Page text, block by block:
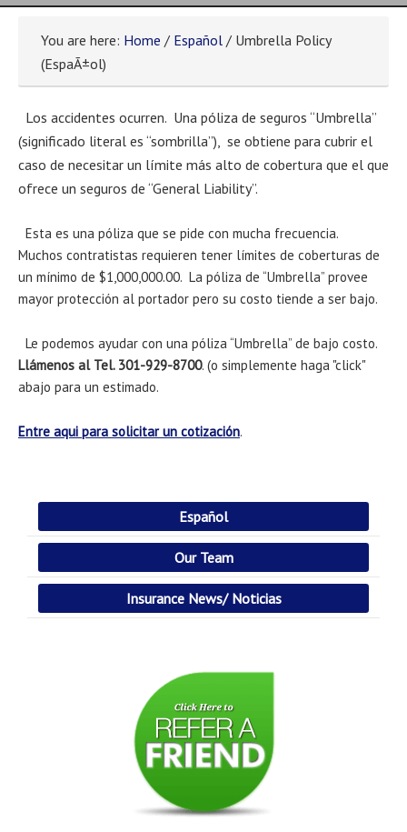
You are here: Home / Español / Umbrella Policy
(EspaÃ±ol)
Los accidentes ocurren. Una póliza de seguros “Umbrella”
(significado literal es “sombrilla”), se obtiene para cubrir el
caso de necesitar un límite más alto de cobertura que el que
ofrece un seguros de “General Liability”.
Esta es una póliza que se pide con mucha frecuencia.
Muchos contratistas requieren tener límites de coberturas de
un mínimo de $1,000,000.00. La póliza de “Umbrella” provee
mayor protección al portador pero su costo tiende a ser bajo.
Le podemos ayudar con una póliza “Umbrella” de bajo costo.
Llámenos al Tel. 301-929-8700. (o simplemente haga "click"
abajo para un estimado.
Entre aqui para solicitar un cotización.
Español
Our Team
Insurance News/ Noticias